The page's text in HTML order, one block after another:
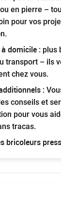
en pierre –
pour vos
domicile : plus
transport – ils
chez vous.
:
conseils et
pour vous
tracas.
bricoleurs